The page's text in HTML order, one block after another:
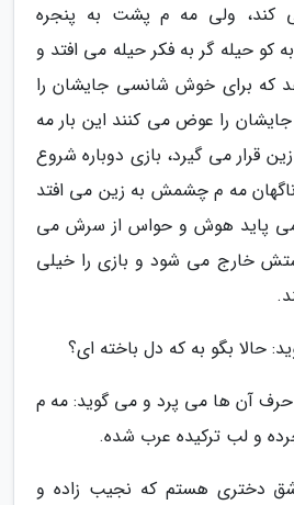
کند، ولی مه م پشت به پنجره
کو حیله گر به فکر حیله می افتد و
که برای خوش شانسی جایشان را
را عوض می کنند این بار مه
قرار می گیرد، بازی دوباره شروع
مه م چشمش به زین می افتد
می پاید هوش و حواس از سرش می
خارج می شود و بازی را خیلی
حالا بگو به که دل باخته ای؟
حرف آن ها می پرد و می گوید: مه م
و لب ترکیده عرب شده.
دختری هستم که نجیب زاده و